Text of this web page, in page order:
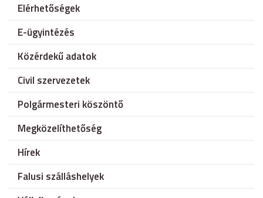
Elérhetőségek
E-ügyintézés
Közérdekű adatok
Civil szervezetek
Polgármesteri köszöntő
Megközelíthetőség
Hírek
Falusi szálláshelyek